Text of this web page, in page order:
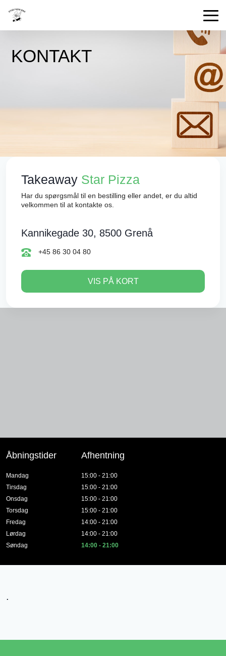
KONTAKT
Takeaway Star Pizza
Har du spørgsmål til en bestilling eller andet, er du altid
velkommen til at kontakte os.
Kannikegade 30, 8500 Grenå
+45 86 30 04 80
VIS PÅ KORT
Åbningstider
Mandag
Tirsdag
Onsdag
Torsdag
Fredag
Lørdag
Søndag
Afhentning
15:00 - 21:00
15:00 - 21:00
15:00 - 21:00
15:00 - 21:00
14:00 - 21:00
14:00 - 21:00
14:00 - 21:00
.